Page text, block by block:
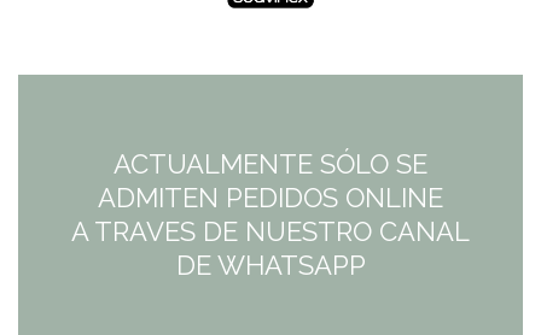
ACTUALMENTE SÓLO SE
ADMITEN PEDIDOS ONLINE
A TRAVES DE NUESTRO CANAL
DE WHATSAPP